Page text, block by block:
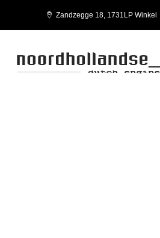
Zandzegge 18, 1731LP Winkel